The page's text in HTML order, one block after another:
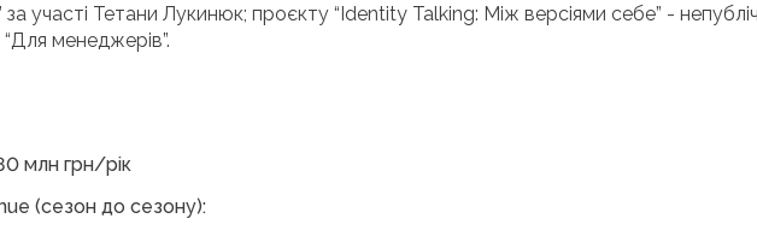
участі Тетани Лукинюк; проєкту “Identity Talking: Між версіями себе” -
менеджерів”.
млн грн/рік
(сезон до сезону):